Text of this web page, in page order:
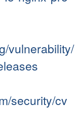
vulnerability/
security/cv